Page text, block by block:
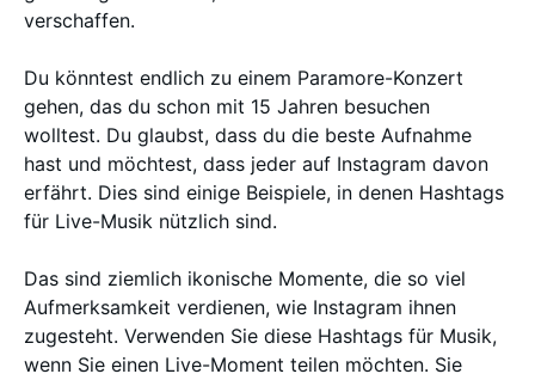
verschaffen.
Du könntest endlich zu einem Paramore-Konzert
gehen, das du schon mit 15 Jahren besuchen
wolltest. Du glaubst, dass du die beste Aufnahme
hast und möchtest, dass jeder auf Instagram davon
erfährt. Dies sind einige Beispiele, in denen Hashtags
für Live-Musik nützlich sind.
Das sind ziemlich ikonische Momente, die so viel
Aufmerksamkeit verdienen, wie Instagram ihnen
zugesteht. Verwenden Sie diese Hashtags für Musik,
wenn Sie einen Live-Moment teilen möchten. Sie